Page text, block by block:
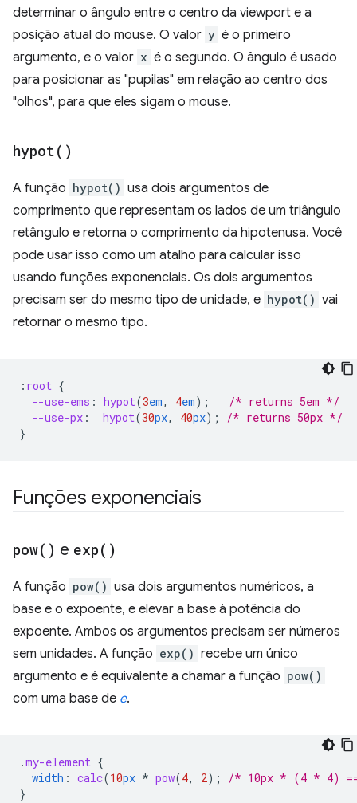
determinar o ângulo entre o centro da viewport e a
posição atual do mouse. O valor y é o primeiro
argumento, e o valor x é o segundo. O ângulo é usado
para posicionar as "pupilas" em relação ao centro dos
"olhos", para que eles sigam o mouse.
hypot( )
A função hypot() usa dois argumentos de
comprimento que representam os lados de um triângulo
retângulo e retorna o comprimento da hipotenusa. Você
pode usar isso como um atalho para calcular isso
usando funções exponenciais. Os dois argumentos
precisam ser do mesmo tipo de unidade, e hypot() vai
retornar o mesmo tipo.
: root {
--use-ems : hypot(3em, 4em);
/* returns 5em */
--use-px : hypot(30px, 40px);
/* returns 50px */
}
Funções exponenciais
pow( ) e exp( )
A função pow() usa dois argumentos numéricos, a
base e o expoente, e elevar a base à potência do
expoente. Ambos os argumentos precisam ser números
sem unidades. A função exp() recebe um único
argumento e é equivalente a chamar a função pow()
com uma base de e.
.my-element {
width : calc(10px * pow(4, 2) ;
/* 10px * (4 * 4)
}